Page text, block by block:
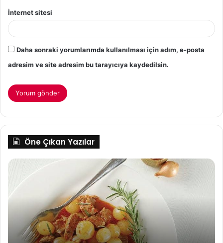
İnternet sitesi
Daha sonraki yorumlarımda kullanılması için adım, e-posta
adresim ve site adresim bu tarayıcıya kaydedilsin.
Öne Çıkan Yazılar
Zülbiye